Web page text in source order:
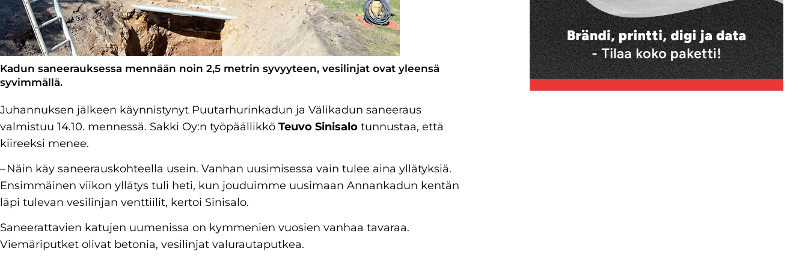
Kadun saneerauksessa mennään noin 2,5 metrin syvyyteen, vesilinjat ovat yleensä
syvimmällä.
Juhannuksen jälkeen käynnistynyt Puutarhurinkadun ja Välikadun saneeraus
valmistuu 14.10. mennessä. Sakki Oy:n työpäällikkö Teuvo Sinisalo tunnustaa, että
kiireeksi menee.
– Näin käy saneerauskohteella usein. Vanhan uusimisessa vain tulee aina yllätyksiä.
Ensimmäinen viikon yllätys tuli heti, kun jouduimme uusimaan Annankadun kentän
läpi tulevan vesilinjan venttiilit, kertoi Sinisalo.
Saneerattavien katujen uumenissa on kymmenien vuosien vanhaa tavaraa.
Viemäriputket olivat betonia, vesilinjat valurautaputkea.